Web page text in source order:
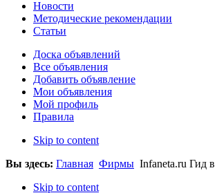
Новости
Методические рекомендации
Статьи
Доска объявлений
Все объявления
Добавить объявление
Мои объявления
Мой профиль
Правила
Skip to content
Вы здесь: Главная Фирмы Infaneta.ru Гид
Skip to content